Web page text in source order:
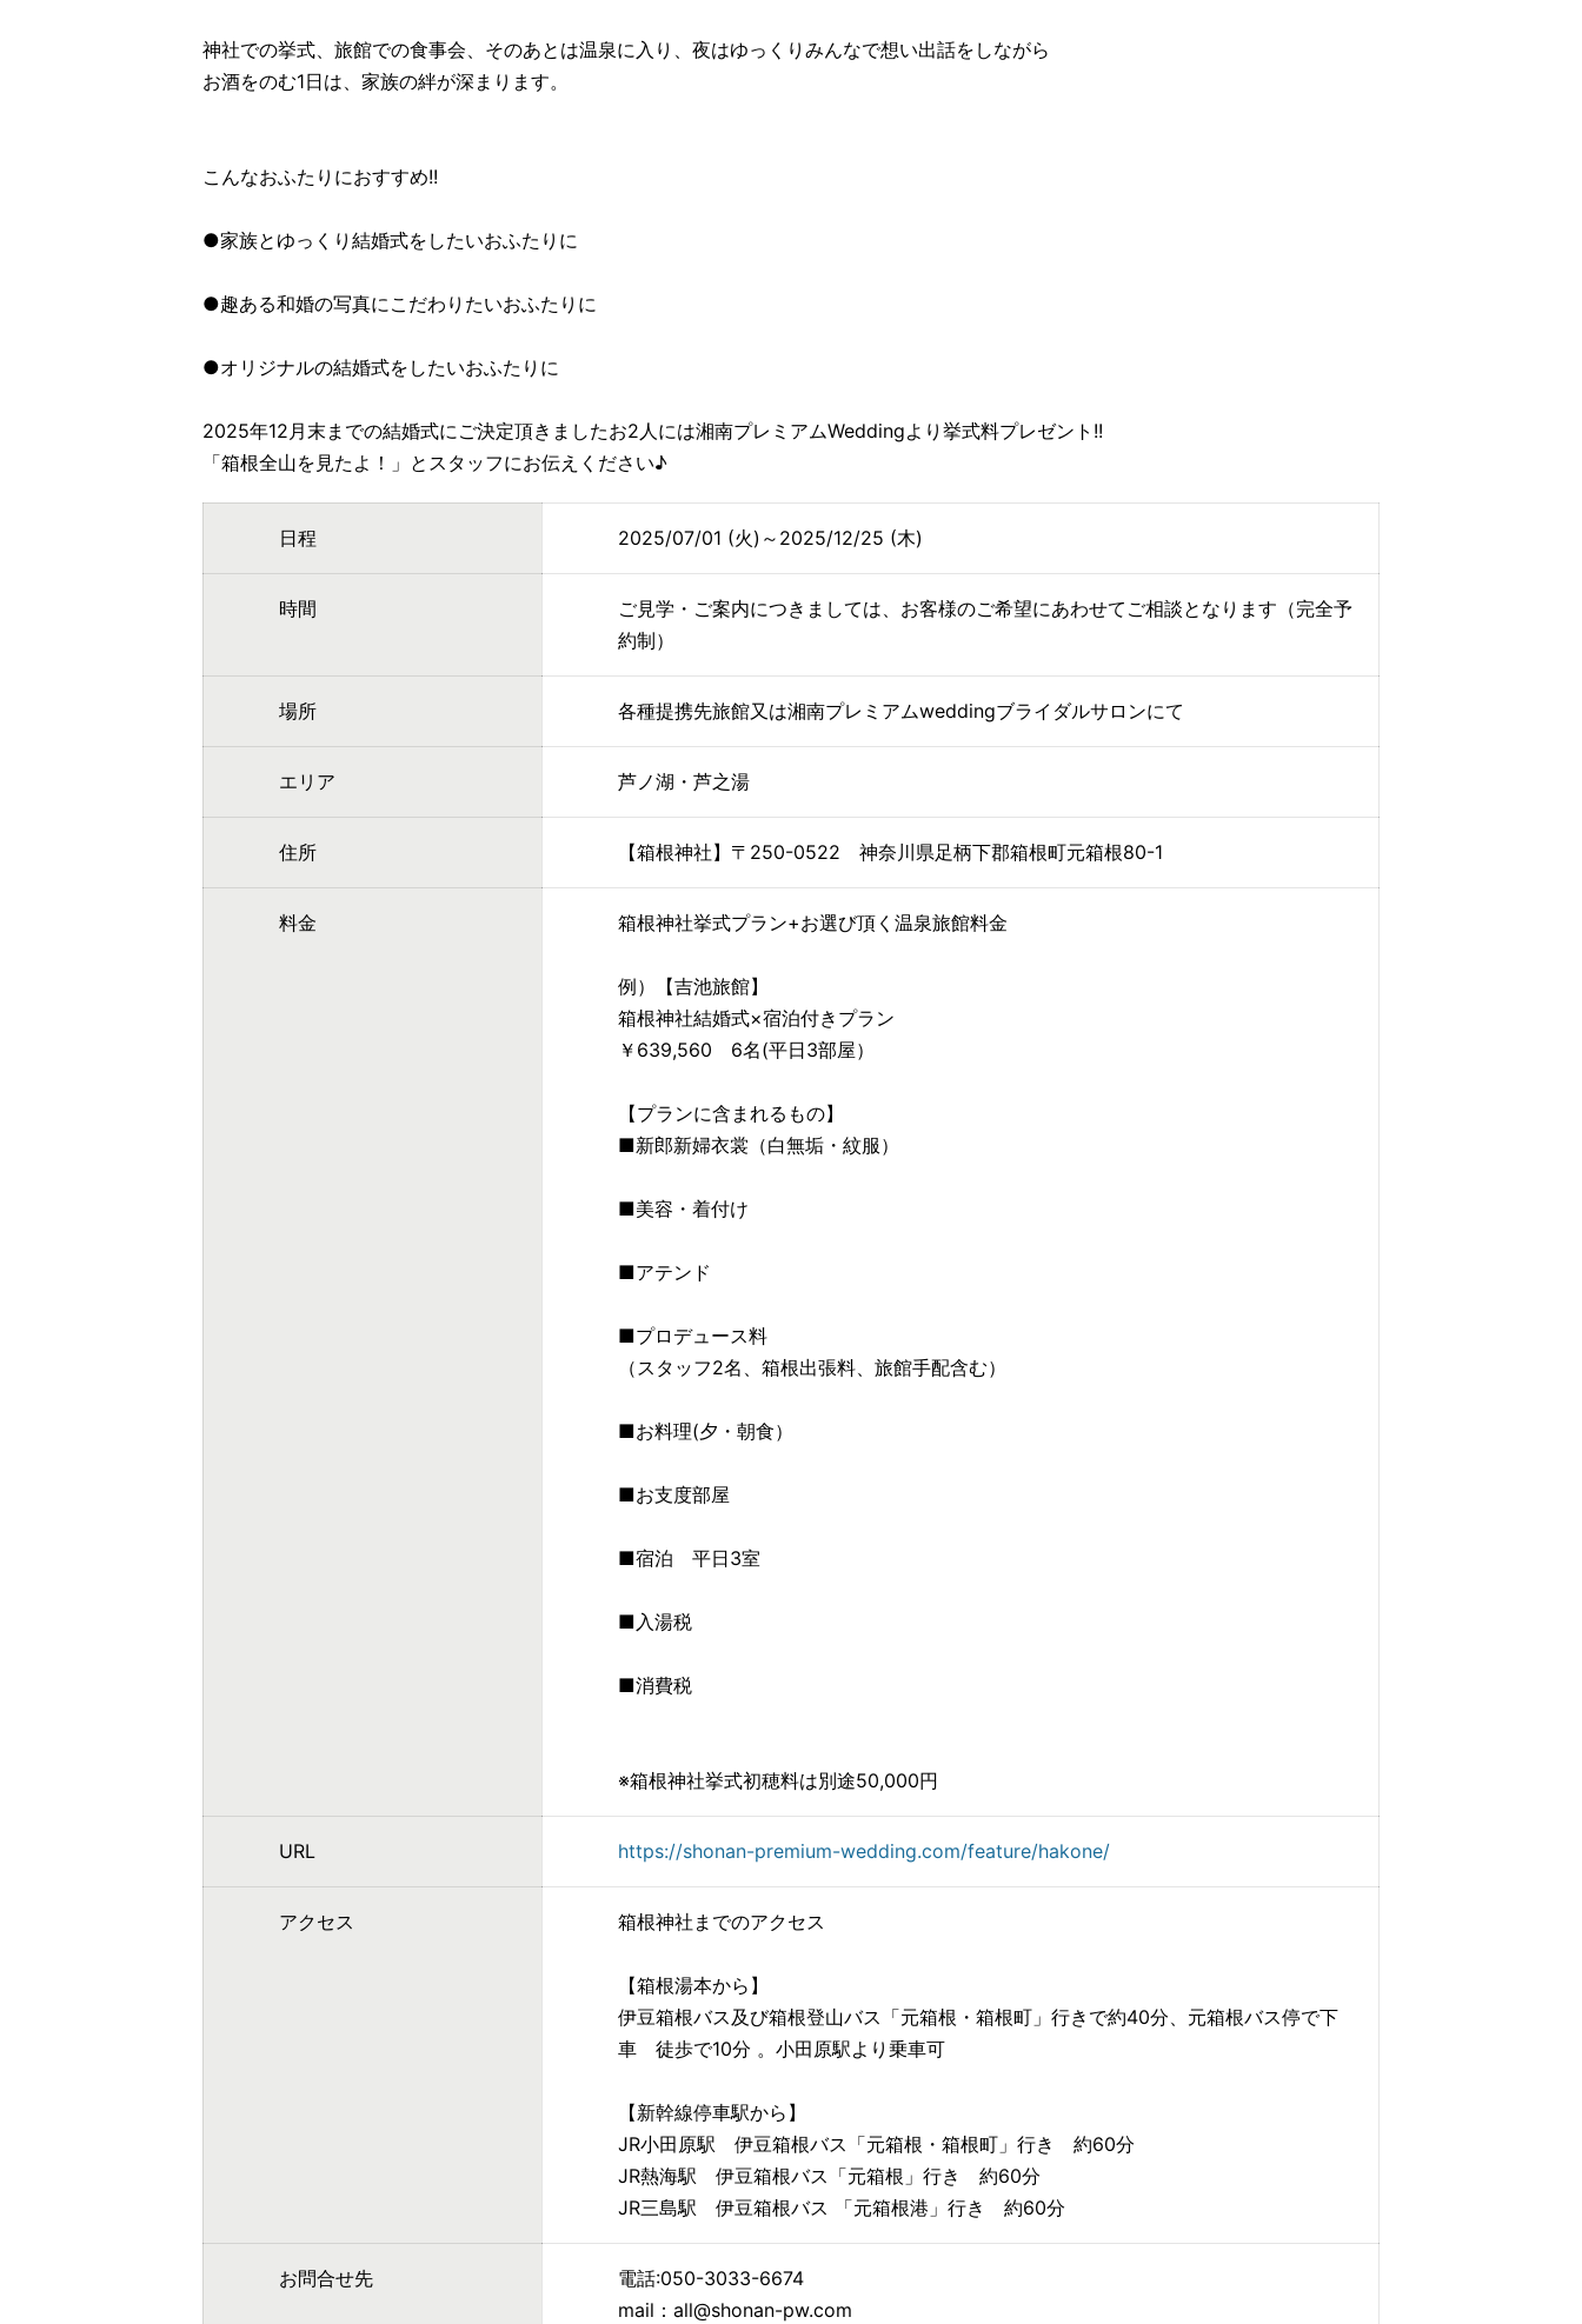
神社での挙式、旅館での食事会、そのあとは温泉に入り、夜はゆっくりみんなで想い出話をしながら
お酒をのむ1日は、家族の絆が深まります。
こんなおふたりにおすすめ!!
●家族とゆっくり結婚式をしたいおふたりに
●趣ある和婚の写真にこだわりたいおふたりに
●オリジナルの結婚式をしたいおふたりに
2025年12月末までの結婚式にご決定頂きましたお2人には湘南プレミアムWeddingより挙式料プレゼント!!
「箱根全山を見たよ！」とスタッフにお伝えください♪
日程 2025/07/01 (火)～2025/12/25 (木)
時間
ご見学・ご案内につきましては、お客様のご希望にあわせてご相談となります（完全予
約制）
場所 各種提携先旅館又は湘南プレミアムweddingブライダルサロンにて
エリア 芦ノ湖・芦之湯
住所 【箱根神社】〒250-0522 神奈川県足柄下郡箱根町元箱根80-1
料金 箱根神社挙式プラン+お選び頂く温泉旅館料金
例）【吉池旅館】
箱根神社結婚式×宿泊付きプラン
￥639,560 6名(平日3部屋）
【プランに含まれるもの】
■新郎新婦衣裳（白無垢・紋服）
■美容・着付け
■アテンド
■プロデュース料
（スタッフ2名、箱根出張料、旅館手配含む）
■お料理(夕・朝食）
■お支度部屋
■宿泊 平日3室
■入湯税
■消費税
※箱根神社挙式初穂料は別途50,000円
URL https://shonan-premium-wedding.com/feature/hakone/
アクセス 箱根神社までのアクセス
【箱根湯本から】
伊豆箱根バス及び箱根登山バス「元箱根・箱根町」行きで約40分、元箱根バス停で下
車 徒歩で10分 。小田原駅より乗車可
【新幹線停車駅から】
JR小田原駅 伊豆箱根バス「元箱根・箱根町」行き 約60分
JR熱海駅 伊豆箱根バス「元箱根」行き 約60分
JR三島駅 伊豆箱根バス 「元箱根港」行き 約60分
お問合せ先
電話:050-3033-6674
mail：all@shonan-pw.com